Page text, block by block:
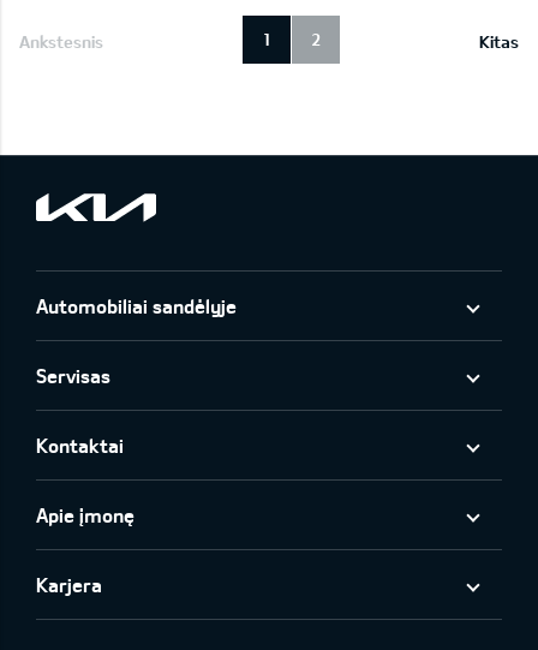
Ankstesnis Kitas
1 2
Automobiliai sandėlyje
Servisas
Kontaktai
Apie įmonę
Karjera